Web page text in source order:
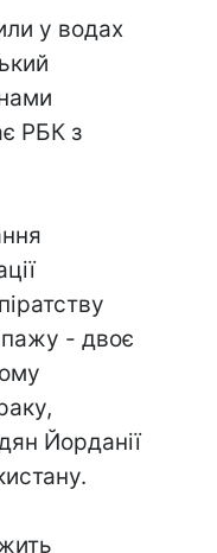
у водах
РБК з
- двоє
Йорданії